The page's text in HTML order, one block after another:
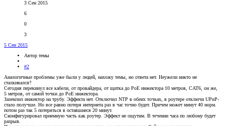
3 Сен 2015
6
0
3
5 Сен 2015
Автор темы
#2
Аналогичные проблемы уже были у людей, нахожу темы, но ответа нет. Неужели никто не
сталкивался?
Сегодня перекинул все кабели, от провайдера, от щитка до PoE инжектора 10 метров, CAT6, он же,
5 метров, от самой точки до PoE инжектора.
Заземлил инжектор на трубу. Эффекта нет. Отключил NTP в обеих точках, в роутере отключи UPnP-
стало получше. Но все равно потеря интернета раз в час точно будет. Причем может минут 40 норм.
потом раз так 5 потеряться в оставшиеся 20 минут.
Сконфигурировал приемную часть как роутер. Эффект не ощутим. В течении часа по любому будет
разрыв.